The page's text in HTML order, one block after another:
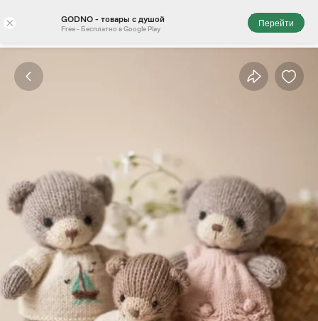
× GODNO - товары с душой
Free - Бесплатно в Google Play
Перейти